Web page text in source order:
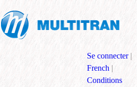
Se connecter |
French |
Conditions